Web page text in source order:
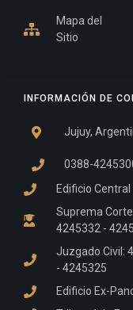
INFORMACIÓN DE
Jujuy,
0388-
Edificio
Suprema
4245332 -
Juzgado Civil:
- 4245325
Edificio Ex-
Mapa del
Sitio